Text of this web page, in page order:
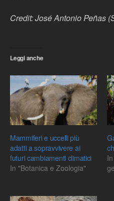
Credit: José Antonio Peñas
Leggi anche
Mammiferi e uccelli più
adatti a sopravvivere ai
futuri cambiamenti climatici
In "Botanica e Zoologia"